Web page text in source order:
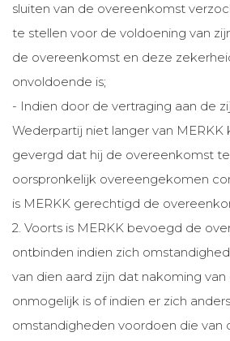
sluiten van de overeenkomst
te stellen voor de voldoening van
de overeenkomst en deze
onvoldoende is;
- Indien door de vertraging aan de
Wederpartij niet langer van MERKK
gevergd dat hij de overeenkomst
oorspronkelijk overeengekomen
is MERKK gerechtigd de
2. Voorts is MERKK bevoegd de
ontbinden indien zich
van dien aard zijn dat nakoming
onmogelijk is of indien er zich
omstandigheden voordoen die van